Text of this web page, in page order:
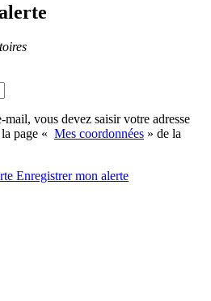
vous devez saisir votre adresse
page « Mes coordonnées » de la
Enregistrermon alerte